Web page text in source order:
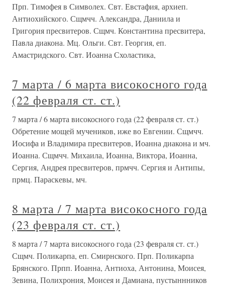
Прп. Тимофея в Символех. Свт. Евстафия, архиеп.
Антиохийского. Сщмчч. Александра, Даниила и
Григория пресвитеров. Сщмч. Константина пресвитера,
Павла диакона. Мц. Ольги. Свт. Георгия, еп.
Амастридского. Свт. Иоанна Схоластика,
7 марта / 6 марта високосного года
(22 февраля ст. ст.)
7 марта / 6 марта високосного года (22 февраля ст. ст.)
Обретение мощей мучеников, иже во Евгении. Сщмчч.
Иосифа и Владимира пресвитеров, Иоанна диакона и мч.
Иоанна. Сщмчч. Михаила, Иоанна, Виктора, Иоанна,
Сергия, Андрея пресвитеров, прмчч. Сергия и Антипы,
прмц. Параскевы, мч.
8 марта / 7 марта високосного года
(23 февраля ст. ст.)
8 марта / 7 марта високосного года (23 февраля ст. ст.)
Сщмч. Поликарпа, еп. Смирнского. Прп. Поликарпа
Брянского. Прпп. Иоанна, Антиоха, Антонина, Моисея,
Зевина, Полихрония, Моисея и Дамиана, пустыннников